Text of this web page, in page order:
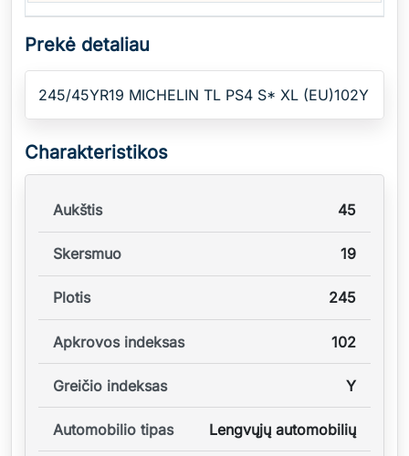
Prekė detaliau
245/45YR19 MICHELIN TL PS4 S* XL (EU)102Y
Charakteristikos
Aukštis 45
Skersmuo 19
Plotis 245
Apkrovos indeksas 102
Greičio indeksas Y
Automobilio tipas Lengvųjų automobilių